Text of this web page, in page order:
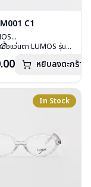
C1
Lens
กรัม
องแว่น , ผ้าเช็ดแว่น
ชื้อแว่นตา LUMOS รุ่น
ราคลิก หยิบลงตะกร้า
In Stock